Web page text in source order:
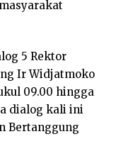
5 Rektor
Ir Widjatmoko
09.00 hingga
dialog kali ini
Bertanggung